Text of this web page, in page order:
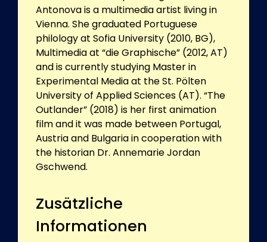
Antonova is a multimedia artist living in
Vienna. She graduated Portuguese
philology at Sofia University (2010, BG),
Multimedia at “die Graphische” (2012, AT)
and is currently studying Master in
Experimental Media at the St. Pölten
University of Applied Sciences (AT). “The
Outlander” (2018) is her first animation
film and it was made between Portugal,
Austria and Bulgaria in cooperation with
the historian Dr. Annemarie Jordan
Gschwend.
Zusätzliche
Informationen